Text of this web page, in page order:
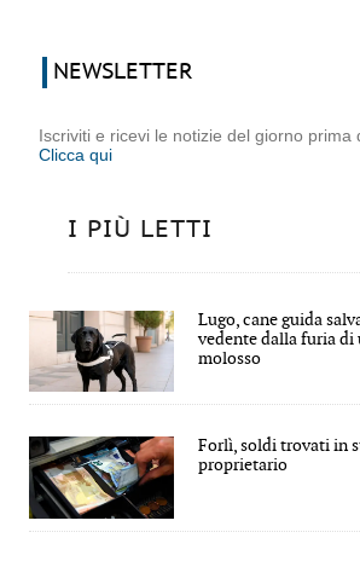
NEWSLETTER
Iscriviti e ricevi le notizie del giorno prima
Clicca qui
I PIÙ LETTI
Lugo, cane guida
vedente dalla furia
molosso
Forlì, soldi trovati in
proprietario